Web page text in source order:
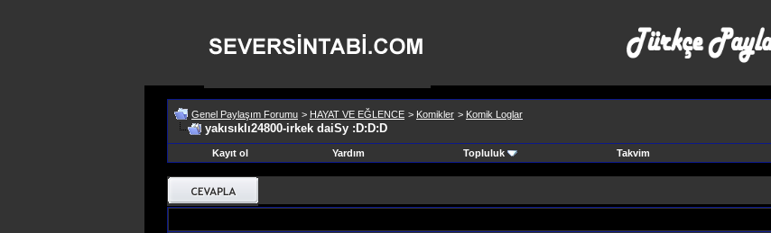
Genel Paylaşım Forumu > HAYAT VE EĞLENCE > Komikler > Komik Loglar
yakısıklı24800-irkek daiSy :D:D:D
Kayıt ol
Yardım Topluluk Takvim